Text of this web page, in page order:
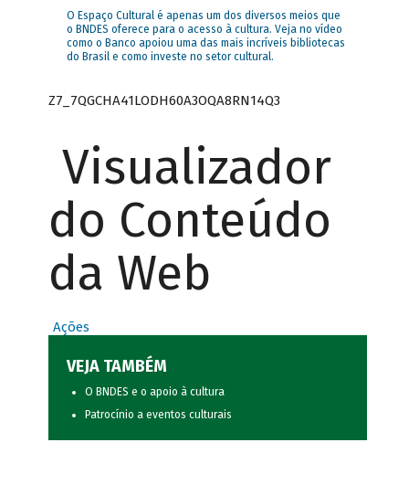
O Espaço Cultural é apenas um dos diversos meios que
o BNDES oferece para o acesso à cultura. Veja no vídeo
como o Banco apoiou uma das mais incríveis bibliotecas
do Brasil e como investe no setor cultural.
Z7_7QGCHA41LODH60A3OQA8RN14Q3
Visualizador
do Conteúdo
da Web
Ações
VEJA TAMBÉM
O BNDES e o apoio à cultura
Patrocínio a eventos culturais